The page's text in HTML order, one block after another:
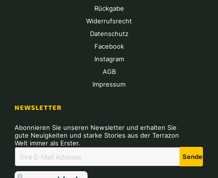
Rückgabe
Widerrufsrecht
Datenschutz
Facebook
Instagram
AGB
Impressum
NEWSLETTER
Abonnieren Sie unseren Newsletter und erhalten Sie
gute Neuigkeiten und starke Stories aus der Terrazon
Welt immer als Erster.
Senden